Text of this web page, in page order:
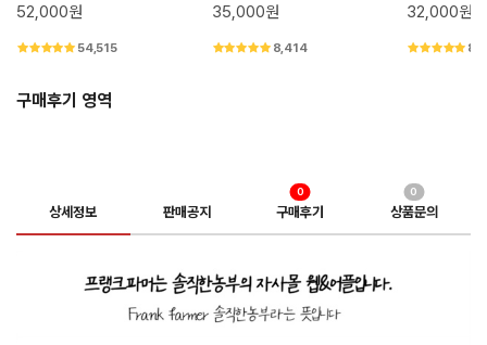
52,000원
54,515
35,000원
8,414
32,000원
구매후기 영역
상세정보 판매공지 구매후기
0
상품문의
0